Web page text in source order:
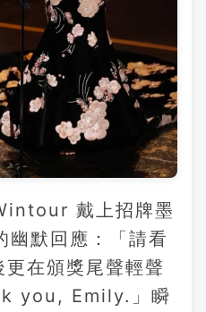
戴上招牌墨
幽默回應：「請看
在頒獎尾聲輕聲
you, Emily.」瞬